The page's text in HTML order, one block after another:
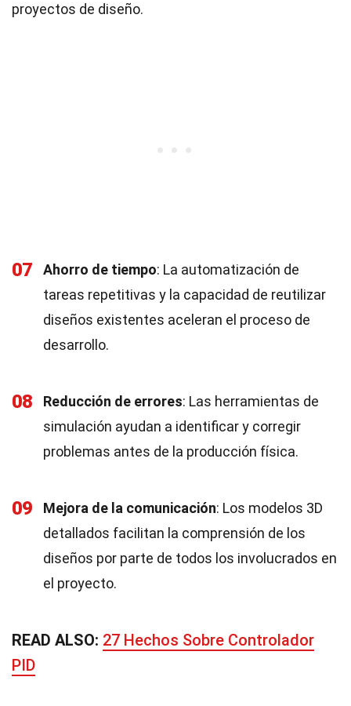
proyectos de diseño.
07 Ahorro de tiempo: La automatización de
tareas repetitivas y la capacidad de reutilizar
diseños existentes aceleran el proceso de
desarrollo.
08 Reducción de errores: Las herramientas de
simulación ayudan a identificar y corregir
problemas antes de la producción física.
09 Mejora de la comunicación: Los modelos 3D
detallados facilitan la comprensión de los
diseños por parte de todos los involucrados en
el proyecto.
READ ALSO: 27 Hechos Sobre Controlador
PID